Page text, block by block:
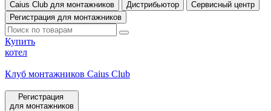
Caius Club для монтажников
Дистрибьютор
Сервисный центр
Регистрация для монтажников
Купить
котел
Клуб монтажников Caius Club
Регистрация
для монтажников